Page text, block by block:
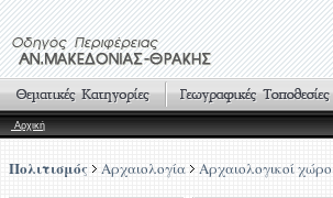
Αρχική
Πολιτισμός Αρχαιολογία Αρχαιολογικοί